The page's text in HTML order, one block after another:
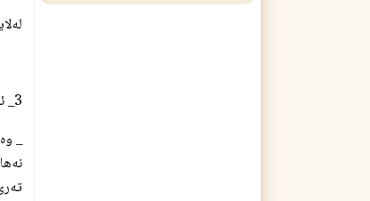
3_ ئایه‌ چۆنیه‌تی مه‌سح كردنی سه‌ر له‌كاتی ده‌ست نوێژدا بۆ ئافره‌تان به‌هه‌مان شێوه‌ی پیاوانه‌ یان جیاوازه‌ ؟
_